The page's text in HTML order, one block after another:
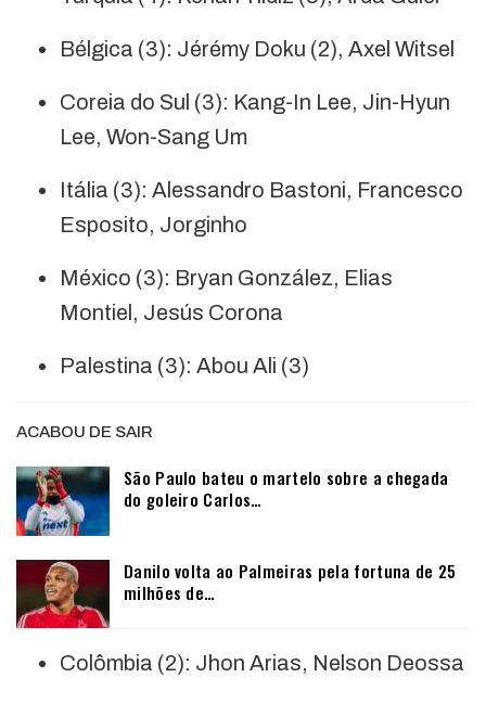
Bélgica (3): Jérémy Doku (2), Axel Witsel
Coreia do Sul (3): Kang-In Lee, Jin-Hyun
Lee, Won-Sang Um
Itália (3): Alessandro Bastoni, Francesco
Esposito, Jorginho
México (3): Bryan González, Elias
Montiel, Jesús Corona
Palestina (3): Abou Ali (3)
ACABOU DE SAIR
São Paulo bateu o martelo sobre a chegada
do goleiro Carlos…
Danilo volta ao Palmeiras pela fortuna de 25
milhões de…
Colômbia (2): Jhon Arias, Nelson Deossa